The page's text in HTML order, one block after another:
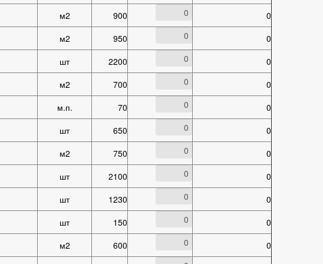
м2 900
0
м2 950
0
шт 2200
0
м2 700
0
м.п. 70
0
шт 650
0
м2 750
0
шт 2100
0
шт 1230
0
шт 150
0
м2 600
0